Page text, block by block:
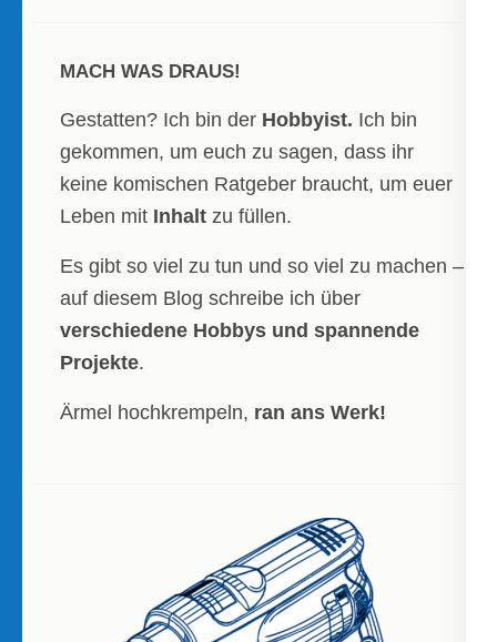
MACH WAS DRAUS!
Gestatten? Ich bin der Hobbyist. Ich bin
gekommen, um euch zu sagen, dass ihr
keine komischen Ratgeber braucht, um euer
Leben mit Inhalt zu füllen.
Es gibt so viel zu tun und so viel zu machen –
auf diesem Blog schreibe ich über
verschiedene Hobbys und spannende
Projekte.
Ärmel hochkrempeln, ran ans Werk!